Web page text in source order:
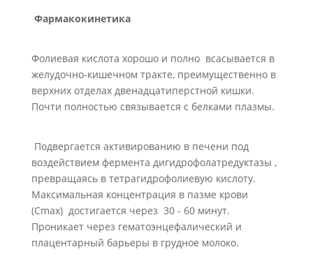
Фармакокинетика
Фолиевая кислота хорошо и полно всасывается в
желудочно-кишечном тракте, преимущественно в
верхних отделах двенадцатиперстной кишки.
Почти полностью связывается с белками плазмы.
Подвергается активированию в печени под
воздействием фермента дигидрофолатредуктазы ,
превращаясь в тетрагидрофолиевую кислоту.
Максимальная концентрация в пазме крови
(Сmax) достигается через 30 - 60 минут.
Проникает через гематоэнцефалический и
плацентарный барьеры в грудное молоко.